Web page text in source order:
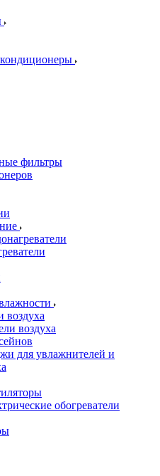
фильтры
воздуха
воздуха
для увлажнителей и
обогреватели